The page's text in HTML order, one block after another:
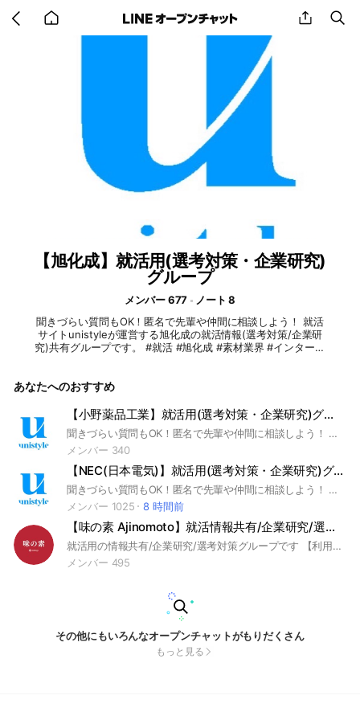
back share
【旭化成】就活用(選考対策・企業研究)
グループ
メンバー 677
ノート 8
聞きづらい質問もOK！匿名で先輩や仲間に相談しよう！ 就活
サイトunistyleが運営する旭化成の就活情報(選考対策/企業研
究)共有グループです。 #就活 #旭化成 #素材業界 #インターン
PR #ガクチカ #学生時代頑張ったこと #志何望動機 #webテス
ス #OB訪問 #企業選び #就活対策 #就活準備 #大手企業 #日系
企業 ▼unistyleが運営する素材のオプチャグループ▼ 三菱ケ
ミカル / 旭化成 / AGC / 富士フイルム / 東レ / 住友化学 / 三井
化学 / 帝人 / 積水化学工業 / 信越化学工業 / クラレ / ダイキン
工業 / 東ソー / 昭和電工 / 東洋紡 / 日本製紙 / JSR / 住友ゴム
工業 / 横浜ゴム / 日本触媒 / UBE（宇部興産） / 日本ガイシ /
デンカ / HOYA / レンゴー / DIC / トクヤマ / カネカ ▼旭化成
の企業研究はこちらから▼ https://x.gd/IVz1z
あなたへのおすすめ
【小野薬品工業】就活用(選考対策・企業研究)グループ
聞きづらい質問もOK！匿名で先輩や仲間に相談しよう！ 本グループは就活支援サイト「unistyle」が運営する『小野薬品工業志望者向けの就活用(選考対策・企業研究)グループ』になります。 #就活 #小野薬品工業 #製薬業界 #医療品業界 #製薬メーカー #インターンシップ #本選考 #unistyle #ユニスタイル #面接 #採用 #内定 #ES #エントリーシート #自己分析 #業界研究 #企業研究 #自己PR #ガクチカ #学生時代頑張ったこと #志望動機 #webテスト #ウェブテスト #GD #グループディスカッション #グルディス #OB訪問 #企業選び #就活対策 #就活準備 #大手企業 #日系企業
メンバー 340
【NEC(日本電気)】就活用(選考対策・企業研究)グループ
聞きづらい質問もOK！匿名で先輩や仲間に相談しよう！ 就活サイトunistyleが運営するNEC（日本電気）の就活情報(選考対策/企業研究)共有グループです。 #就活 #NEC（日本電気） #電機業界 #インターンシップ #本選考 #unistyle #ユニスタイル #面接 #採用 #内定 #ES #エントリーシート #自己分析 #業界研究 #企業研究 #自己PR #ガクチカ #学生時代頑張ったこと #志何望動機 #webテスト #ウェブテスト #GD #グループディスカッション #グルディス #OB訪問 #企業選び #就活対策 #就活準備 #大手企業 #日系企業 ▼unistyleが運営する電機のオプチャグループ▼ ソニーグループ / 日立製作所 / パナソニック / 富士通 / NEC（日本電気） / 三菱電機 / キーエンス / 村田製作所 / キヤノン（Canon） / 島津製作所 / 富士フイルムビジネスイノベーション / 京セラ / 東芝 / ヤンマー / クボタ / リコー / GSアユサ / オリンパス / ニコン / 住友電気工業（住友電工） / セイコーエプソン / DMG森精機 / ブリヂストン / 日東電工 / オムロン / TDK / 東京エレクトロン / コニカミノルタ / ブラザー工業 / ボッシュ(BOSCH) / シャープ（SHARP) / ミネベアミツミ / 日立建機 / コマツ（小松製作所） / 住友重機械工業 / アルプスアルパイン / 富士電機 / ファナック(FANUC) / キヤノンマーケティングジャパン / ディスコ ▼NEC（日本電気）の企業研究はこちらから▼ https://x.gd/2rav1
メンバー 1025
8 時間前
【味の素 Ajinomoto】就活情報共有/企業研究/選考対策グループ
就活用の情報共有/企業研究/選考対策グループです 【利用ルール】敬語で会話すること｜建設的な議論を行うこと｜就活から逸脱した会話は禁止｜意見を求める際には自分の考えも提示し丸投げしないこと｜前提条件、目的を揃え相手を尊重したうえで主張すること｜無許可の広告宣伝は禁止 ＜企業別グループ一覧＞ コンサル マッキンゼー/BCG/ベイン/ATカーニー/PwC/デロイト/KPMG/EY/アクセンチュア/NRI野村総合研究所/アビーム/ベイカレント 外資金融 ゴールドマン・サックス/モルガン・スタンレー/JPモルガン 外資IT Google/Amazon/マイクロソフト/アップル IT/通信 NTTデータ/NSSOL/電通総研/CTC/IBM/NTTドコモ/KDDI/ソフトバンク/楽天/リクルート/LINEヤフー/メルカリ/サイバーエージェント/富士通/DeNA/SCSK/TIS 商社 三菱商事/伊藤忠商事/三井物産/住友商事/丸紅 金融 三菱UFJ銀行/三井住友銀行/みずほ銀行/りそな銀行/日本銀行/DBJ/東京海上日動/三井住友海上/損保ジャパン/日本生命/第一生命/明治安田生命/JCB/三井住友カード/オリックス/農林中央金庫 証券 野村證券/大和証券/SMBC日興証券 広告/メディア 電通/博報堂/NHK/日本テレビ/TBS 不動産 三井不動産/三菱地所/住友不動産/森ビル/野村不動産/東急不動産 建設 大成建設/鹿島建設/清水建設 食品/日用品 サントリー/キリン/アサヒ/味の素/明治/日清食品/JT/資生堂/花王/P&G/ユニ・チャーム 小売 イオン/ファーストリテイリング/良品計画 電機/機械/自動車 ソニー/トヨタ/ホンダ/日産/キーエンス/日立/パナソニック/三菱重工/三菱電機/東京エレクトロン/デンソー/村田製作所/ダイキン/NEC/キヤノン/コマツ/オムロン 素材/化学 旭化成/富士フイルム/AGC/信越化学/東レ 製薬 武田薬品/中外製薬/第一三共/アステラス製薬/エーザイ インフラ/運輸 JR東海/JR東日本/JR西日本/ANA/JAL/東京ガス/大阪ガス/東京電力/関西電力 オリエンタルランド/任天堂/ニトリ/バンダイナムコ 27卒28卒29卒30卒 ES/GD/面接/内定/ガクチカSPI/玉手箱/TGWEB/テストセンター/GAB/CAB
メンバー 495
その他にもいろんなオープンチャットがもりだくさん
もっと見る